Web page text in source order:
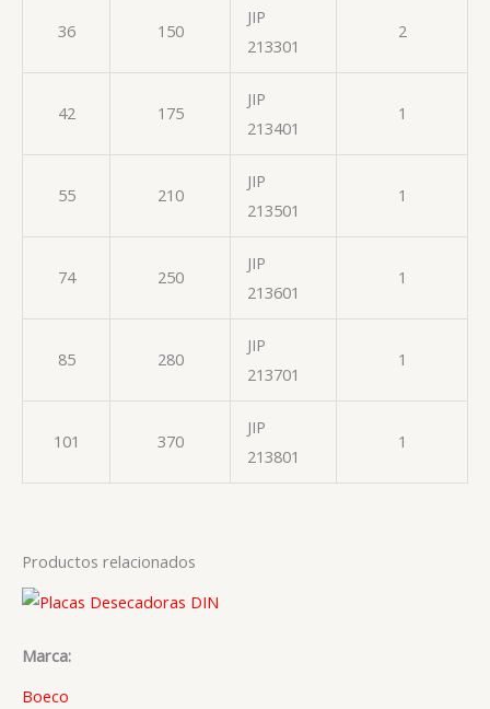
36 150
JIP
213301
2
42 175
JIP
213401
1
55 210
JIP
213501
1
74 250
JIP
213601
1
85 280
JIP
213701
1
101 370
JIP
213801
1
Productos relacionados
Marca:
Boeco